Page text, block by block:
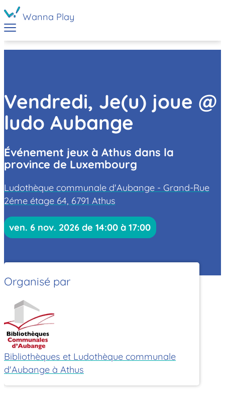
Wanna Play
Vendredi, Je(u) joue @
ludo Aubange
Événement jeux à Athus dans la
province de Luxembourg
Ludothèque communale d'Aubange - Grand-Rue
2éme étage 64, 6791 Athus
ven. 6 nov. 2026 de 14:00 à 17:00
Organisé par
Bibliothèques et Ludothèque communale
d'Aubange à Athus